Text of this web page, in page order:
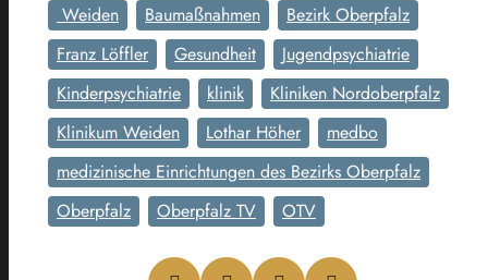
Weiden Baumaßnahmen
Bezirk Oberpfalz
Franz Löffler
Gesundheit
Jugendpsychiatrie
Kinderpsychiatrie
klinik
Kliniken Nordoberpfalz
Klinikum Weiden
Lothar Höher
medbo
medizinische Einrichtungen des Bezirks Oberpfalz
Oberpfalz
Oberpfalz TV OTV